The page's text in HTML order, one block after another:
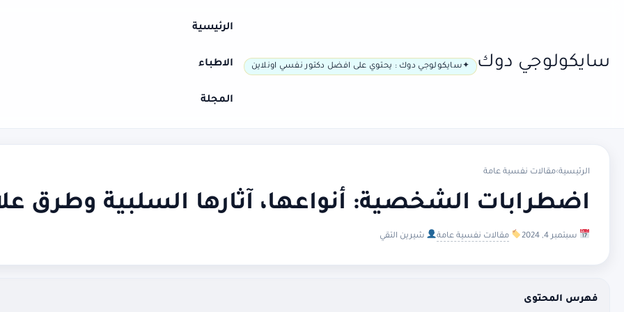
سايكولوجي دوك سايكولوجي دوك : يحتوي على افضل دكتور نفسي اونلاين
الرئيسية
الاطباء
المجلة
الرئيسية›مقالات نفسية عامة
اضطرابات الشخصية: أنواعها، آثارها السلبية وطرق
سبتمبر 4, 2024 مقالات نفسية عامة شيرين التقي
فهرس المحتوى